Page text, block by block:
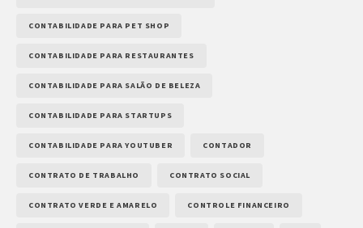
CONTABILIDADE PARA PET SHOP
CONTABILIDADE PARA RESTAURANTES
CONTABILIDADE PARA SALÃO DE BELEZA
CONTABILIDADE PARA STARTUPS
CONTABILIDADE PARA YOUTUBER CONTADOR
CONTRATO DE TRABALHO CONTRATO SOCIAL
CONTRATO VERDE E AMARELO CONTROLE FINANCEIRO